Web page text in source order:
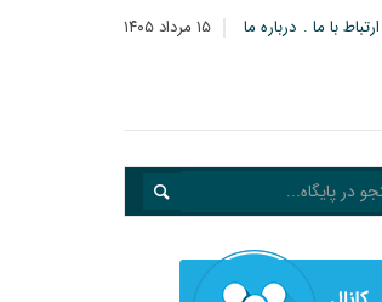
۱۵ مرداد ۱۴۰۵ ارتباط با ما درباره ما